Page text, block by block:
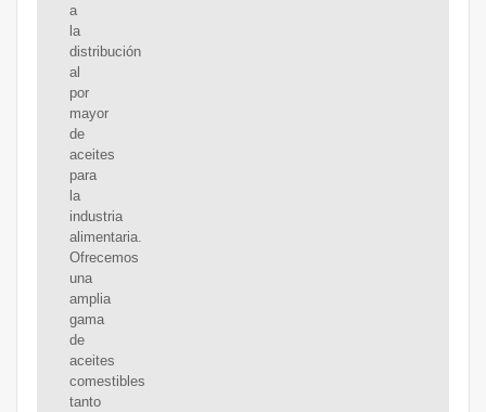
a
la
distribución
al
por
mayor
de
aceites
para
la
industria
alimentaria.
Ofrecemos
una
amplia
gama
de
aceites
comestibles
tanto